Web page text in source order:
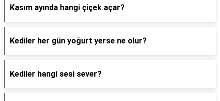
Kasım ayında hangi çiçek açar?
Kediler her gün yoğurt yerse ne olur?
Kediler hangi sesi sever?